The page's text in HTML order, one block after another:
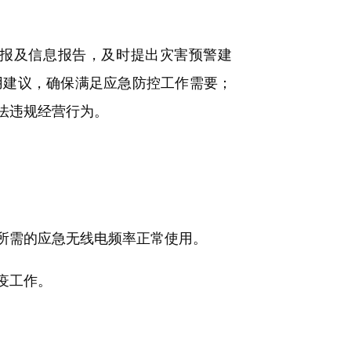
信息报告，及时提出灾害预警建
议，确保满足应急防控工作需要；
规经营行为。
的应急无线电频率正常使用。
作。